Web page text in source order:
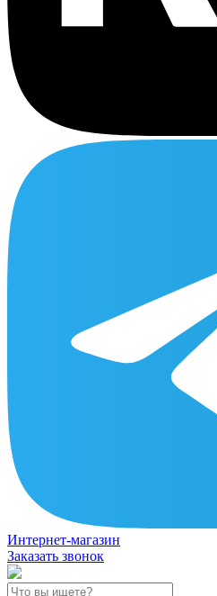
Интернет-магазин
Заказать звонок